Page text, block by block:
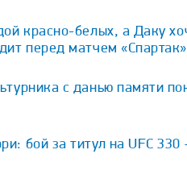
красно-белых, а Даку
перед матчем
с данью памяти
бой за титул на UFC 330